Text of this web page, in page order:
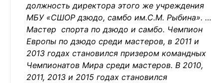
должность директора этого же учреждения
МБУ «СШОР дзюдо, самбо им.С.М. Рыбина». …
Мастер спорта по дзюдо и самбо. Чемпион
Европы по дзюдо среди мастеров, в 2011 и
2013 годах становился призером командных
Чемпионатов Мира среди мастеров. В 2010,
2011, 2013 и 2015 годах становился